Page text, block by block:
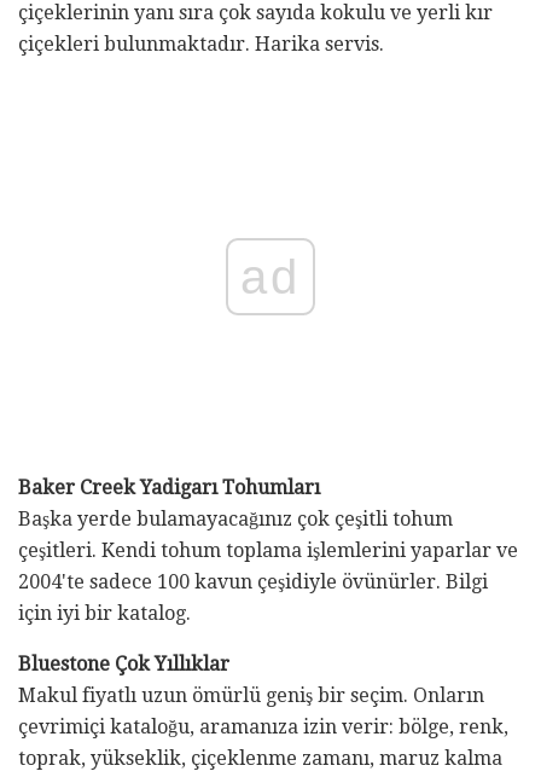
çiçeklerinin yanı sıra çok sayıda kokulu ve yerli kır
çiçekleri bulunmaktadır. Harika servis.
ad
Baker Creek Yadigarı Tohumları
Başka yerde bulamayacağınız çok çeşitli tohum
çeşitleri. Kendi tohum toplama işlemlerini yaparlar ve
2004'te sadece 100 kavun çeşidiyle övünürler. Bilgi
için iyi bir katalog.
Bluestone Çok Yıllıklar
Makul fiyatlı uzun ömürlü geniş bir seçim. Onların
çevrimiçi kataloğu, aramanıza izin verir: bölge, renk,
toprak, yükseklik, çiçeklenme zamanı, maruz kalma